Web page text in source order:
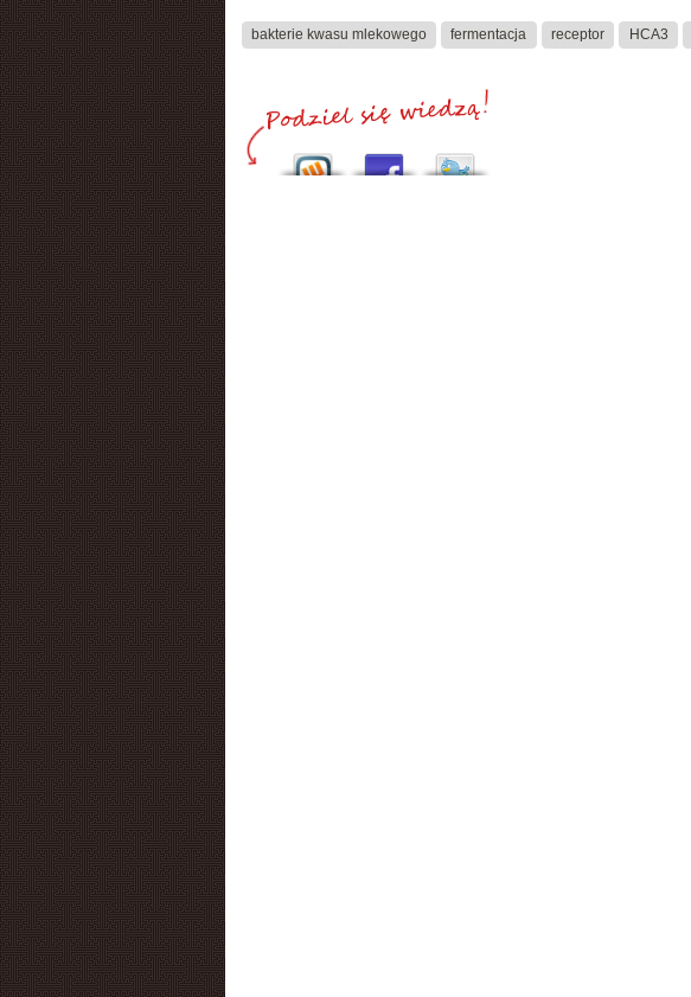
bakterie kwasu mlekowego fermentacja receptor HCA3